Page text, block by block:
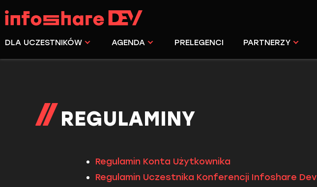
DLA UCZESTNIKÓW AGENDA PRELEGENCI PARTNERZY
REGULAMINY
Regulamin Konta Użytkownika
Regulamin Uczestnika Konferencji Infoshare Dev